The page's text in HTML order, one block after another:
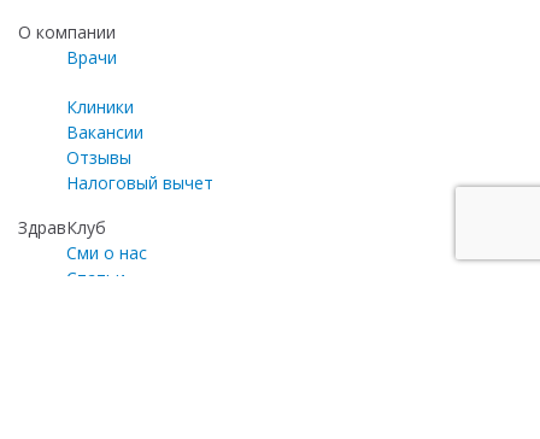
О компании
Врачи
Клиники
Вакансии
Отзывы
Налоговый вычет
ЗдравКлуб
Сми о нас
Статьи